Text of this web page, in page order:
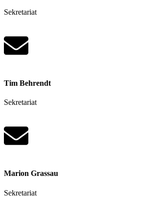
Sekretariat
Tim Behrendt
Sekretariat
Marion Grassau
Sekretariat